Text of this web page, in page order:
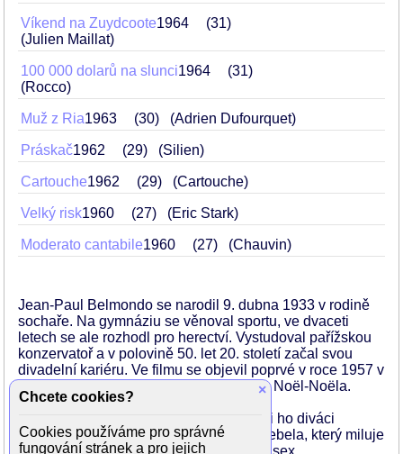
Víkend na Zuydcoote1964
31
(Julien Maillat)
100 000 dolarů na slunci1964
31
(Rocco)
Muž z Ria1963 30 (Adrien Dufourquet)
Práskač1962 29 (Silien)
Cartouche1962 29 (Cartouche)
Velký risk1960 27 (Eric Stark)
Moderato cantabile1960 27 (Chauvin)
Jean-Paul Belmondo se narodil 9. dubna 1933 v rodině
sochaře. Na gymnáziu se věnoval sportu, ve dvaceti
letech se ale rozhodl pro herectví. Vystudoval pařížskou
konzervatoř a v polovině 50. let 20. století začal svou
divadelní kariéru. Ve filmu se objevil poprvé v roce 1957 v
komedii Pěšky, na koni i autem po boku Noël-Noëla.
Natočil téměř devadesát filmů, v nichž si ho diváci
pamatují nejčastěji jako sympatického rebela, který miluje
nebezpečí, rychlou jízdu, krásné ženy a sex.
×
Chcete cookies?
Cookies používáme pro správné
fungování stránek a pro jejich